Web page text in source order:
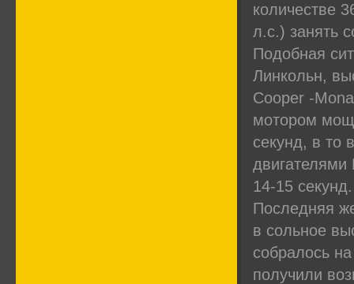
количестве
л.с.) занять
Подобная
Линкольн,
Cooper -
мотором
секунд, в то
14-15
Последняя
в сольное
собралось
получили